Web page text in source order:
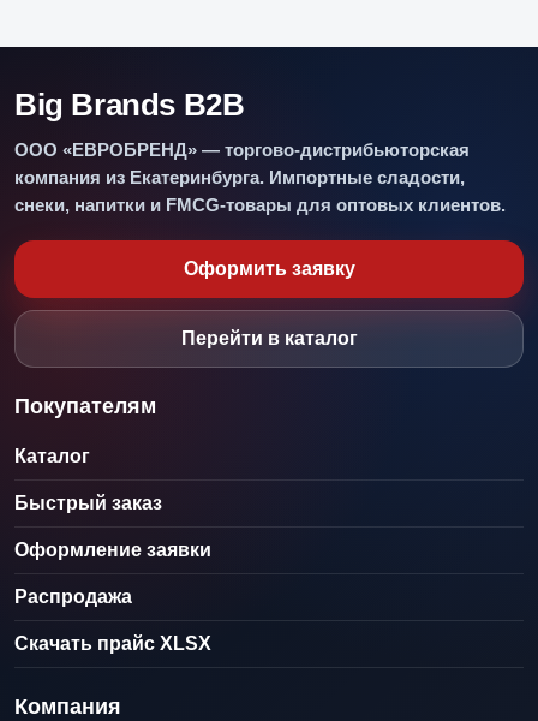
Big Brands B2B
ООО «ЕВРОБРЕНД» — торгово-дистрибьюторская
компания из Екатеринбурга. Импортные сладости,
снеки, напитки и FMCG-товары для оптовых клиентов.
Оформить заявку
Перейти в каталог
Покупателям
Каталог
Быстрый заказ
Оформление заявки
Распродажа
Скачать прайс XLSX
Компания